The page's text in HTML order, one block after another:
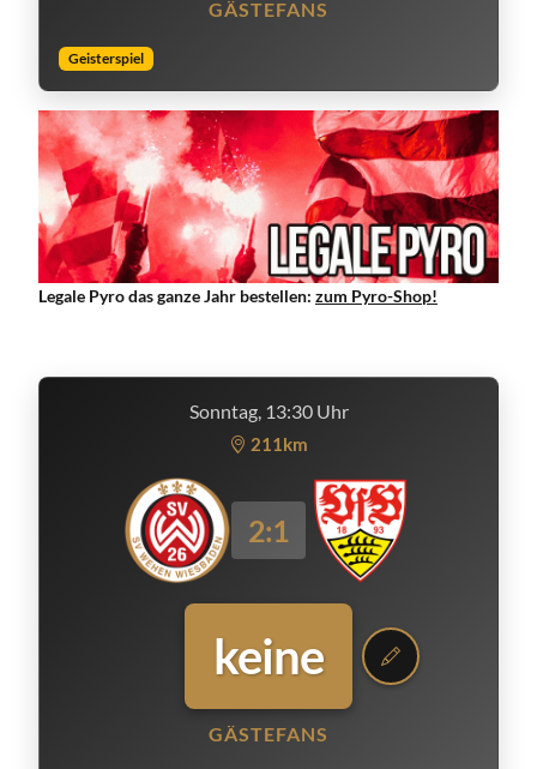
GÄSTEFANS
Geisterspiel
Legale Pyro das ganze Jahr bestellen: zum Pyro-Shop!
Sonntag, 13:30 Uhr
211km
2:1
keine
GÄSTEFANS